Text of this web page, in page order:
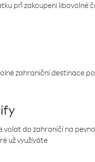
při zakoupení libovolné
zahraniční destinace po
do zahraničí na
už využíváte